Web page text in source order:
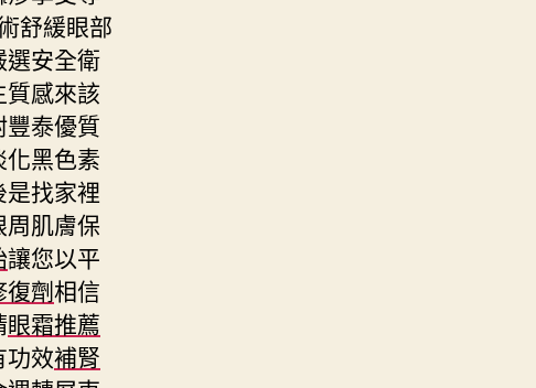
舒緩眼部
選安全衛
質感來該
泰優質
黑色素
找家裡
周肌膚保
讓您以平
復劑相信
眼霜推薦
功效補腎